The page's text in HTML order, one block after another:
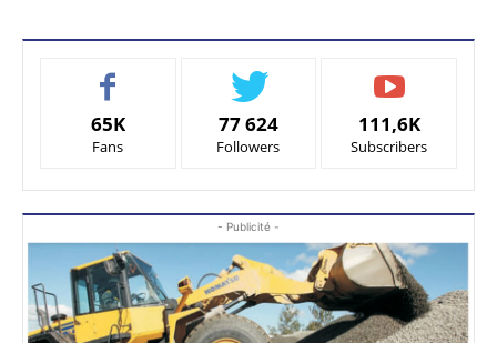
65K
Fans
77 624
Followers
111,6K
Subscribers
- Publicité -